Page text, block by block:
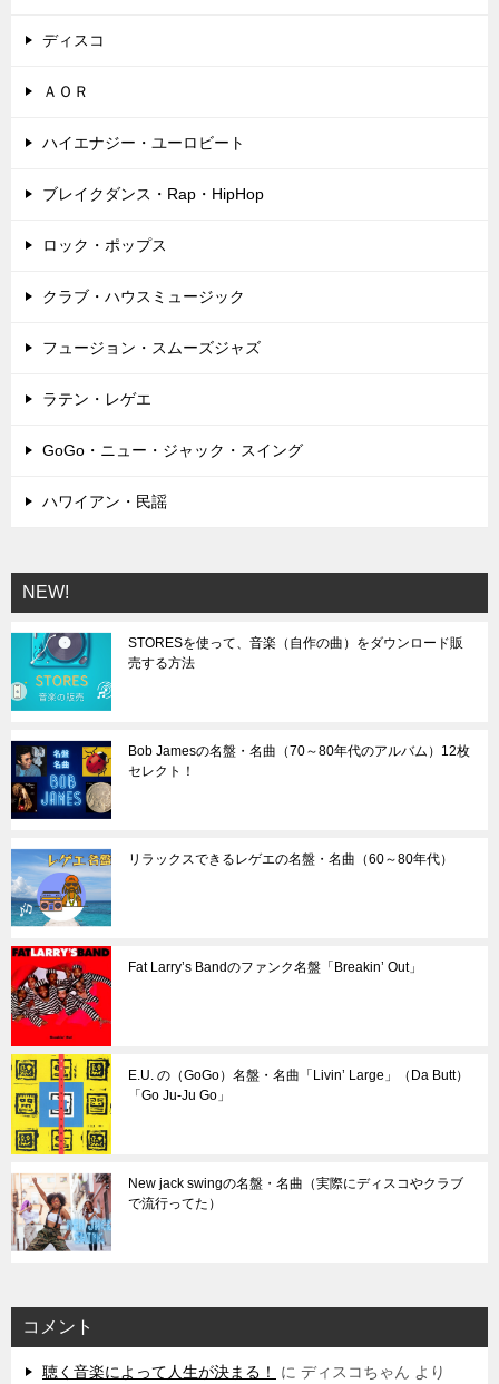
ディスコ
ＡＯＲ
ハイエナジー・ユーロビート
ブレイクダンス・Rap・HipHop
ロック・ポップス
クラブ・ハウスミュージック
フュージョン・スムーズジャズ
ラテン・レゲエ
GoGo・ニュー・ジャック・スイング
ハワイアン・民謡
NEW!
STORESを使って、音楽（自作の曲）をダウンロード販
売する方法
Bob Jamesの名盤・名曲（70～80年代のアルバム）12枚
セレクト！
リラックスできるレゲエの名盤・名曲（60～80年代）
Fat Larry’s Bandのファンク名盤「Breakin’ Out」
E.U. の（GoGo）名盤・名曲「Livin’ Large」（Da Butt）
「Go Ju-Ju Go」
New jack swingの名盤・名曲（実際にディスコやクラブ
で流行ってた）
コメント
聴く音楽によって人生が決まる！ に ディスコちゃん より